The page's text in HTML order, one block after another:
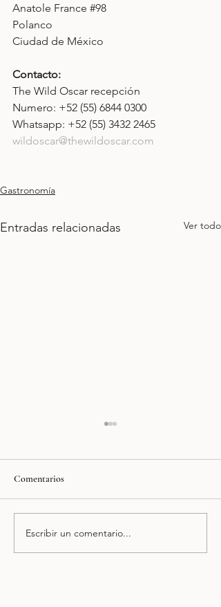
Anatole France #98
Polanco
Ciudad de México
Contacto:
The Wild Oscar recepción
Numero: +52 (55) 6844 0300
Whatsapp: +52 (55) 3432 2465
wildoscar@thewildoscar.com
Gastronomía
Entradas relacionadas Ver todo
Klein´s Polanco
Comentarios
Escribir un comentario...